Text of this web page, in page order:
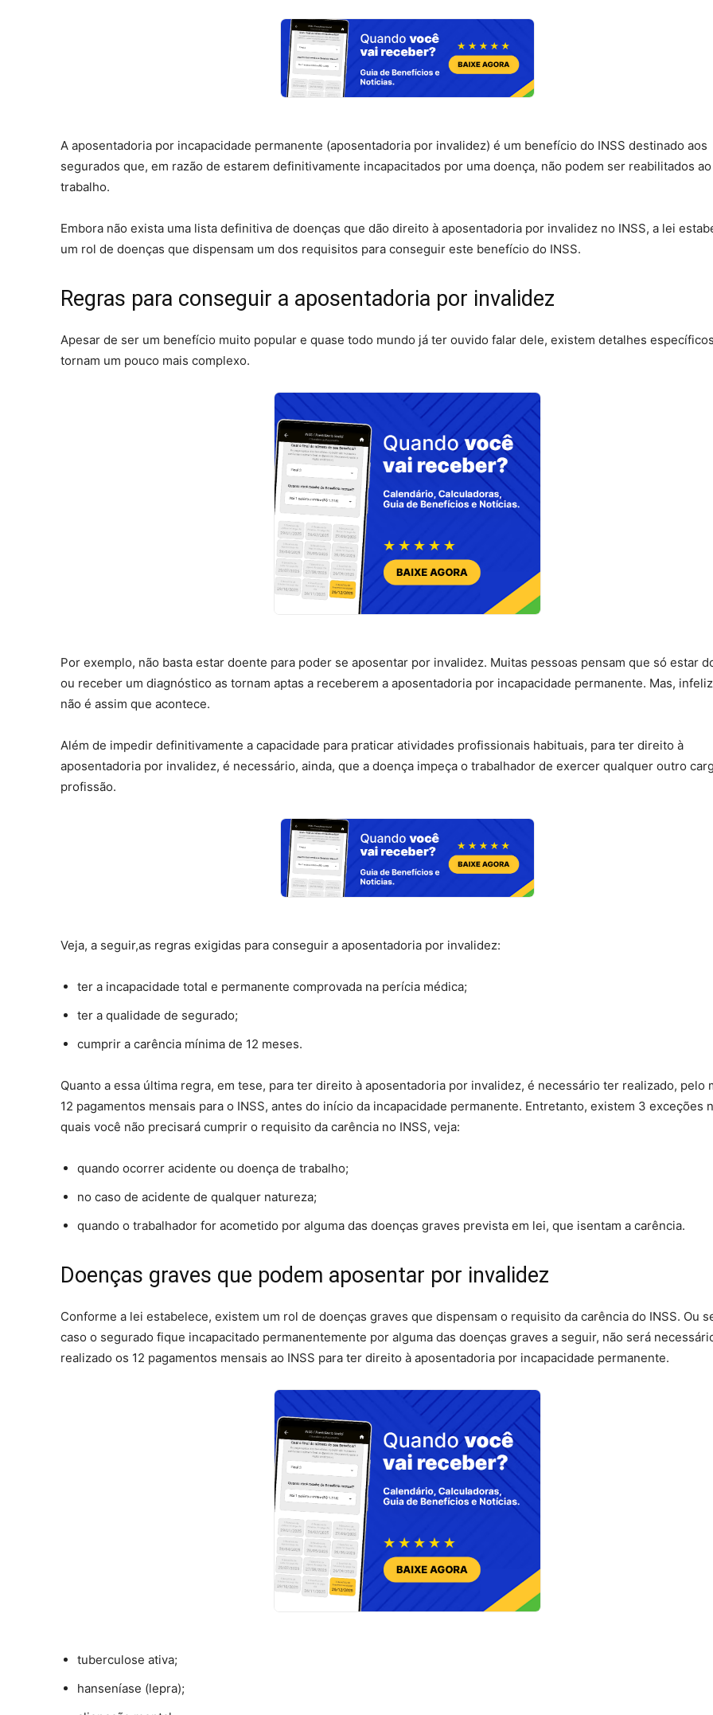
A aposentadoria por incapacidade permanente (aposentadoria por invalidez) é um benefício do INSS destinado aos
segurados que, em razão de estarem definitivamente incapacitados por uma doença, não podem ser reabilitados ao
trabalho.
Embora não exista uma lista definitiva de doenças que dão direito à aposentadoria por invalidez no INSS, a lei
um rol de doenças que dispensam um dos requisitos para conseguir este benefício do INSS.
Regras para conseguir a aposentadoria por invalidez
Apesar de ser um benefício muito popular e quase todo mundo já ter ouvido falar dele, existem detalhes
tornam um pouco mais complexo.
Por exemplo, não basta estar doente para poder se aposentar por invalidez. Muitas pessoas pensam que só estar
ou receber um diagnóstico as tornam aptas a receberem a aposentadoria por incapacidade permanente. Mas,
não é assim que acontece.
Além de impedir definitivamente a capacidade para praticar atividades profissionais habituais, para ter direito à
aposentadoria por invalidez, é necessário, ainda, que a doença impeça o trabalhador de exercer qualquer outro
profissão.
Veja, a seguir,as regras exigidas para conseguir a aposentadoria por invalidez:
ter a incapacidade total e permanente comprovada na perícia médica;
ter a qualidade de segurado;
cumprir a carência mínima de 12 meses.
Quanto a essa última regra, em tese, para ter direito à aposentadoria por invalidez, é necessário ter realizado, pelo
12 pagamentos mensais para o INSS, antes do início da incapacidade permanente. Entretanto, existem 3 exceções
quais você não precisará cumprir o requisito da carência no INSS, veja:
quando ocorrer acidente ou doença de trabalho;
no caso de acidente de qualquer natureza;
quando o trabalhador for acometido por alguma das doenças graves prevista em lei, que isentam a carência.
Doenças graves que podem aposentar por invalidez
Conforme a lei estabelece, existem um rol de doenças graves que dispensam o requisito da carência do INSS. Ou
caso o segurado fique incapacitado permanentemente por alguma das doenças graves a seguir, não será
realizado os 12 pagamentos mensais ao INSS para ter direito à aposentadoria por incapacidade permanente.
tuberculose ativa;
hanseníase (lepra);